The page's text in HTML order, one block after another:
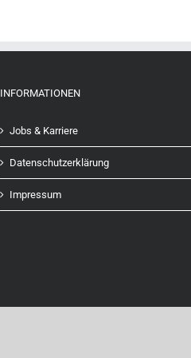
INFORMATIONEN
Jobs & Karriere
Datenschutzerklärung
Impressum